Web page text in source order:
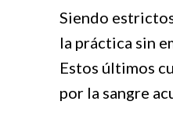
Siendo
la práctica sin
Estos últimos
por la sangre